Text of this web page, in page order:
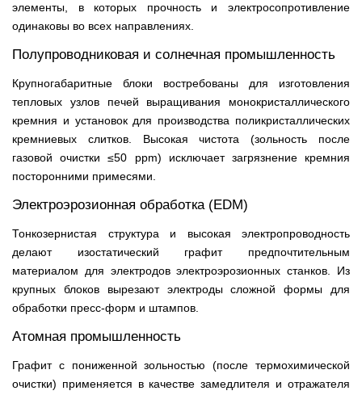
элементы, в которых прочность и электросопротивление
одинаковы во всех направлениях.
Полупроводниковая и солнечная промышленность
Крупногабаритные блоки востребованы для изготовления
тепловых узлов печей выращивания монокристаллического
кремния и установок для производства поликристаллических
кремниевых слитков. Высокая чистота (зольность после
газовой очистки ≤50 ppm) исключает загрязнение кремния
посторонними примесями.
Электроэрозионная обработка (EDM)
Тонкозернистая структура и высокая электропроводность
делают изостатический графит предпочтительным
материалом для электродов электроэрозионных станков. Из
крупных блоков вырезают электроды сложной формы для
обработки пресс-форм и штампов.
Атомная промышленность
Графит с пониженной зольностью (после термохимической
очистки) применяется в качестве замедлителя и отражателя